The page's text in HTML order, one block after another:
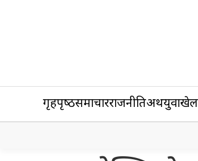
गृहपृष्‍ठसमाचारराजनीतिअर्थयुवा